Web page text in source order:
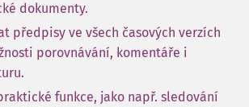
dokumenty.
předpisy ve všech časových verzích
porovnávání, komentáře i
funkce, jako např. sledování